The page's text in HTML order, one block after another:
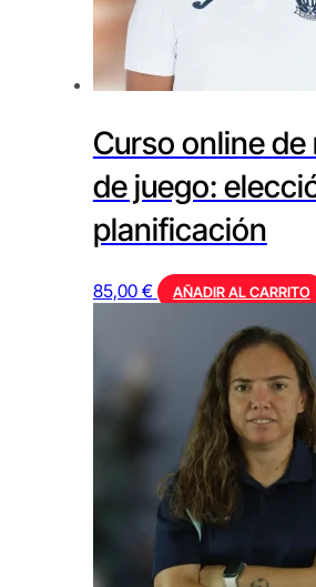
Curso online de
de juego:
planificación
85,00 € AÑADIR AL CARRITO